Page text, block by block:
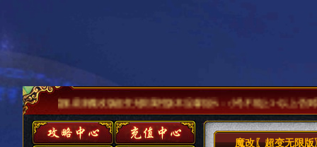
公益服,最新魔改版超变无限属性版本 温馨提示：小号不能上3+以上.否则导致清
魔改〖超变无限